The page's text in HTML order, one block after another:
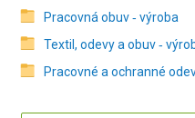
Pracovná obuv ‑ výroba
Textil, odevy a obuv ‑
Pracovné a ochranné